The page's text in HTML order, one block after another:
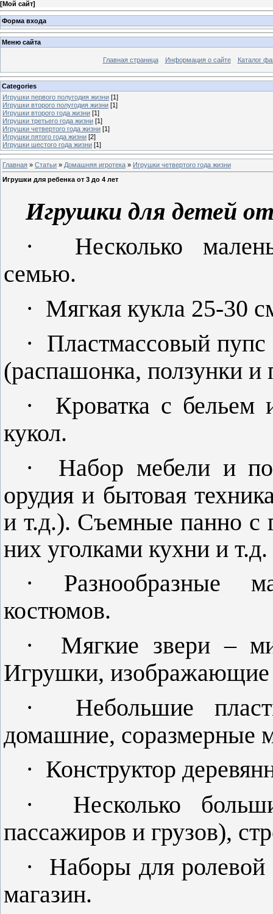
[Мой сайт]
Форма входа
Меню сайта
Главная страница Информация о сайте Каталог
Categories
Игрушки первого полугодия жизни [1]
Игрушки второго полугодия жизни [1]
Игрушки второго года жизни [1]
Игрушки третьего года жизни [1]
Игрушки четвертого года жизни [1]
Игрушки пятого года жизни [2]
Игрушки шестого года жизни [1]
Главная » Статьи » Домашняя игротека » Игрушки четвертого года жизни
Игрушки для ребенка от 3 до 4 лет
Игрушки для детей
·
Несколько
семью.
· Мягкая кукла 25-30
· Пластмассовый
(распашонка, ползунки и
·
Кроватка с бельем
кукол.
·
Набор мебели и
орудия и бытовая
и т.д.). Съемные панно с
них уголками кухни и т.д.
·
Разнообразные
костюмов.
·
Мягкие звери –
Игрушки,
·
Небольшие
домашние, соразмерные
· Конструктор
·
Несколько
пассажиров и грузов),
·
Наборы для ролевой
магазин.